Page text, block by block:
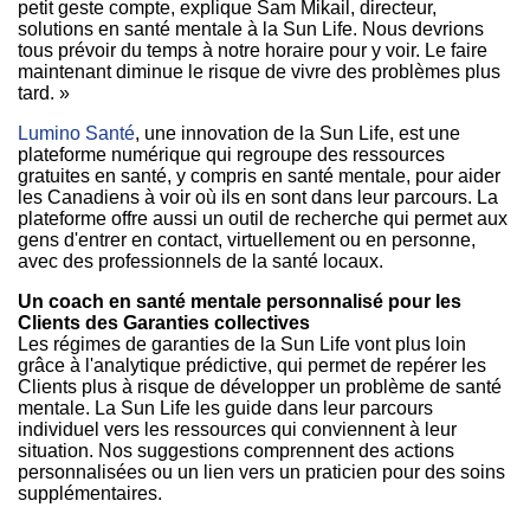
petit geste compte, explique Sam Mikail, directeur,
solutions en santé mentale à la Sun Life. Nous devrions
tous prévoir du temps à notre horaire pour y voir. Le faire
maintenant diminue le risque de vivre des problèmes plus
tard. »
Lumino Santé, une innovation de la Sun Life, est une
plateforme numérique qui regroupe des ressources
gratuites en santé, y compris en santé mentale, pour aider
les Canadiens à voir où ils en sont dans leur parcours. La
plateforme offre aussi un outil de recherche qui permet aux
gens d'entrer en contact, virtuellement ou en personne,
avec des professionnels de la santé locaux.
Un coach en santé mentale personnalisé pour les
Clients des Garanties collectives
Les régimes de garanties de la Sun Life vont plus loin
grâce à l'analytique prédictive, qui permet de repérer les
Clients plus à risque de développer un problème de santé
mentale. La Sun Life les guide dans leur parcours
individuel vers les ressources qui conviennent à leur
situation. Nos suggestions comprennent des actions
personnalisées ou un lien vers un praticien pour des soins
supplémentaires.